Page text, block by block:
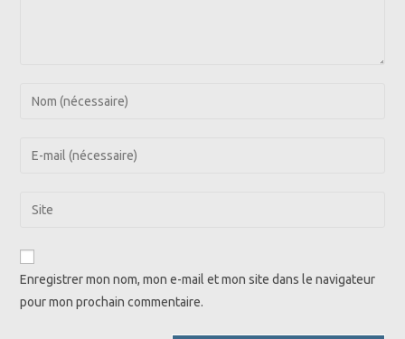
Enter
Enter
address
comment
Saisir
de
Enregistrer mon nom, mon e-mail et mon site dans le navigateur
pour mon prochain commentaire.